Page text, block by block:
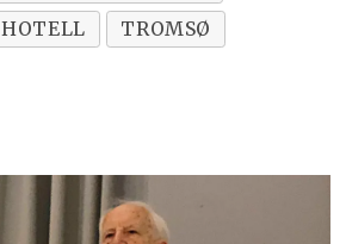
HOTELL
TROMSØ